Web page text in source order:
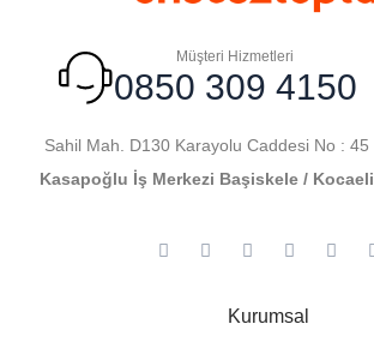
Müşteri Hizmetleri
0850 309 4150
Sahil Mah. D130 Karayolu Caddesi No : 45
Kasapoğlu İş Merkezi Başiskele / Kocaeli
Kurumsal